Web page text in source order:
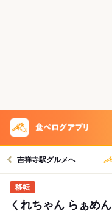
吉祥寺駅グルメへ
くれちゃん らぁめん